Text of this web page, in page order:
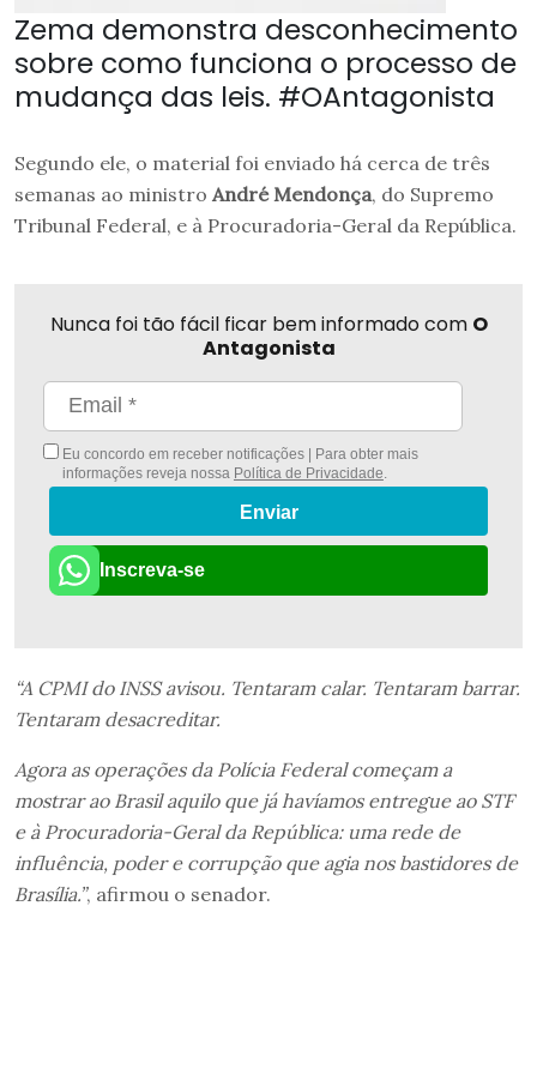
Zema demonstra desconhecimento
sobre como funciona o processo de
mudança das leis. #OAntagonista
Segundo ele, o material foi enviado há cerca de três
semanas ao ministro André Mendonça, do Supremo
Tribunal Federal, e à Procuradoria-Geral da República.
Nunca foi tão fácil ficar bem informado com O
Antagonista
Eu concordo em receber notificações | Para obter mais
informações reveja nossa Política de Privacidade
Enviar
Inscreva-se
“A CPMI do INSS avisou. Tentaram calar. Tentaram barrar.
Tentaram desacreditar.
Agora as operações da Polícia Federal começam a
mostrar ao Brasil aquilo que já havíamos entregue ao STF
e à Procuradoria-Geral da República: uma rede de
influência, poder e corrupção que agia nos bastidores de
Brasília.”, afirmou o senador.